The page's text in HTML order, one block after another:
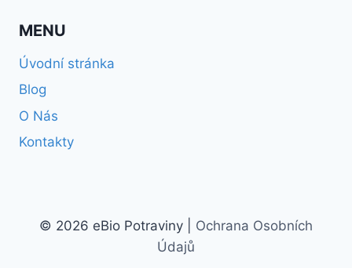
MENU
Úvodní stránka
Blog
O Nás
Kontakty
© 2026 eBio Potraviny | Ochrana Osobních
Údajů